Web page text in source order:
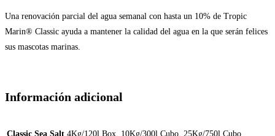
Una renovación parcial del agua semanal con hasta un 10% de Tropic
Marin® Classic ayuda a mantener la calidad del agua en la que serán felices
sus mascotas marinas.
Información adicional
Classic Sea Salt 4Kg/120l Box, 10Kg/300l Cubo, 25Kg/750l Cubo